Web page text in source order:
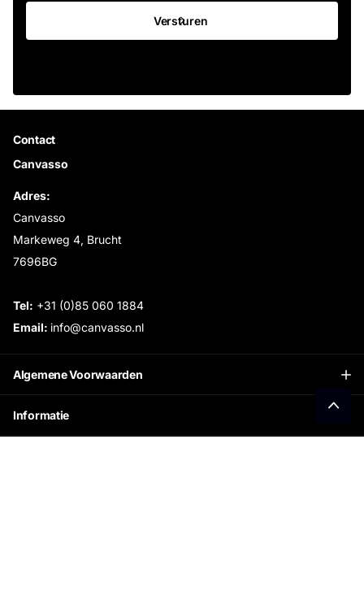
Versturen
Algemene Voorwaarden
Informatie
Contact
Canvasso
Adres:
Canvasso
Markeweg 4, Brucht
7696BG
Tel: +31 (0)85 060 1884
Email: info@canvasso.nl